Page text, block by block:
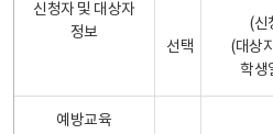
신청자 및 대상자
정보
선택
(신
(대상
학생
예방교육